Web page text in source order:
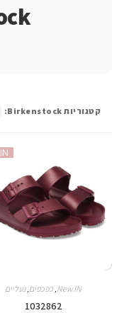
קטגוריות Birkenstock:
New IN כפכפים ,נעליים
1032862